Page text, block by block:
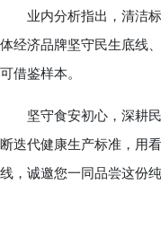
业内分析指出，清洁标
体经济品牌坚守民生底线
可借鉴样本。
坚守食安初心，深耕民
断迭代健康生产标准，用
线，诚邀您一同品尝这份